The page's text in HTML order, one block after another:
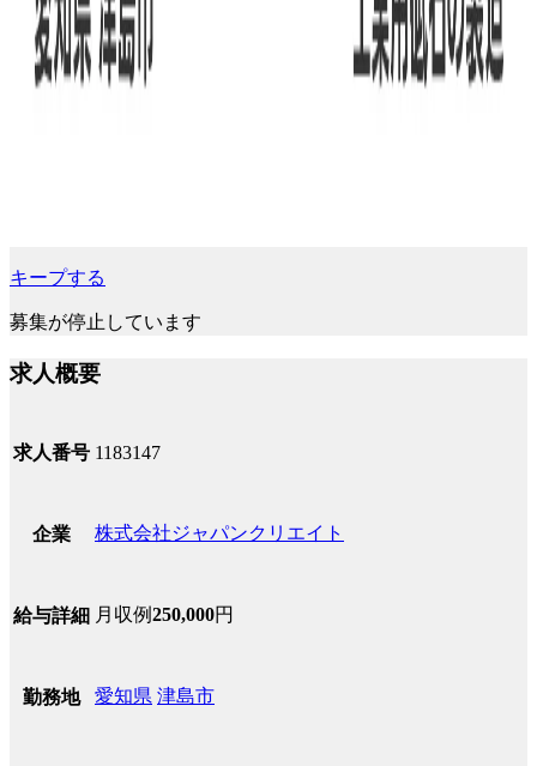
キープする
募集が停止しています
求人概要
求人番号 1183147
企業 株式会社ジャパンクリエイト
給与詳細 月収例250,000円
勤務地 愛知県 津島市